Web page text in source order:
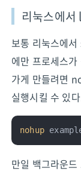
리눅스에서
보통 리눅스에
에만 프로세스
가게 만들려면
실행시킬 수 있
nohup
만일 백그라운